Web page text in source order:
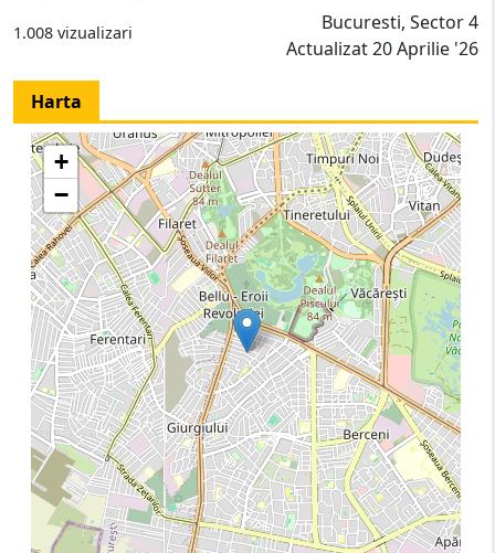
1.008 vizualizari
Bucuresti, Sector 4
Actualizat 20 Aprilie '26
Harta
+
−